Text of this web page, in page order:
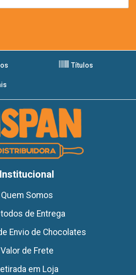
Títulos
Institucional
Quem Somos
de Entrega
Envio de Chocolates
Valor de Frete
em Loja